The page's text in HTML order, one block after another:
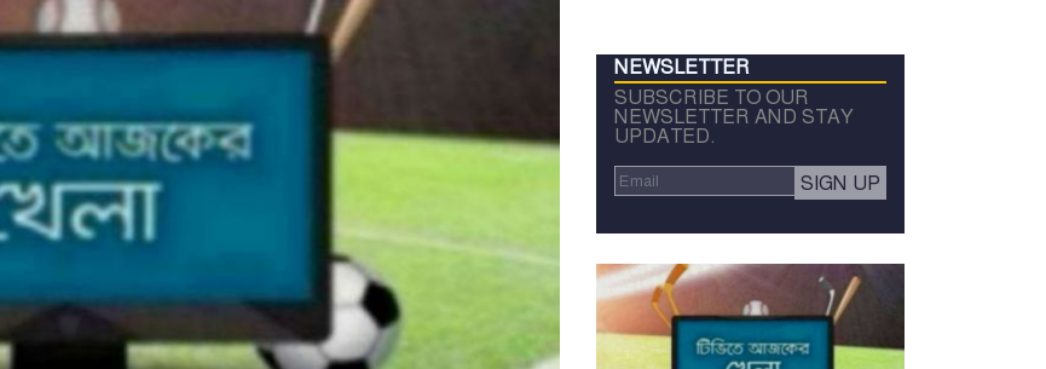
NEWSLETTER
SUBSCRIBE TO OUR
NEWSLETTER AND STAY
UPDATED.